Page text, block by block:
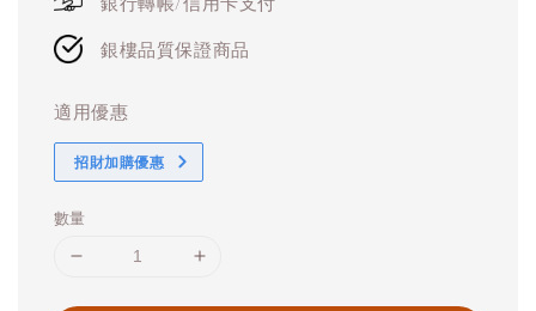
銀樓品質保證商品
適用優惠
招財加購優惠
數量